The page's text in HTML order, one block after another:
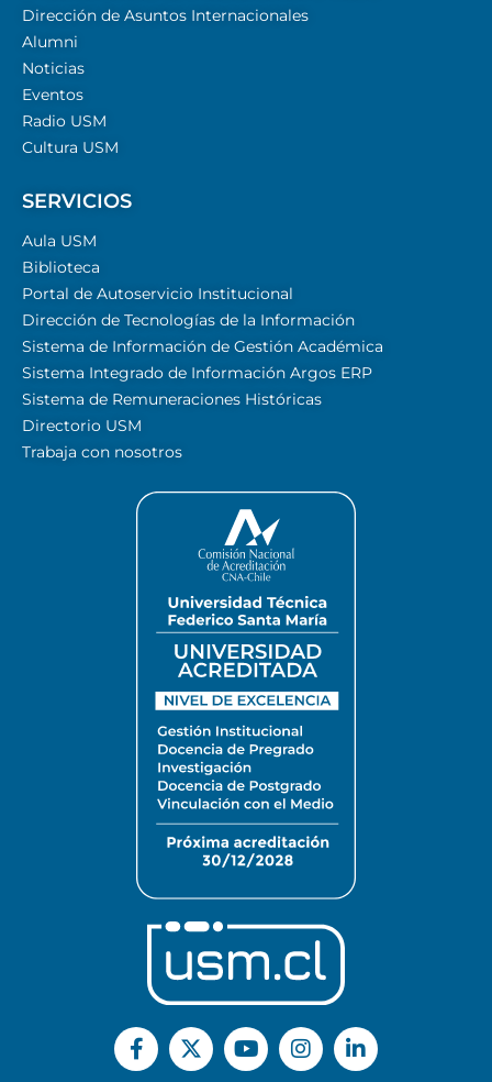
Dirección de Asuntos Internacionales
Alumni
Noticias
Eventos
Radio USM
Cultura USM
SERVICIOS
Aula USM
Biblioteca
Portal de Autoservicio Institucional
Dirección de Tecnologías de la Información
Sistema de Información de Gestión Académica
Sistema Integrado de Información Argos ERP
Sistema de Remuneraciones Históricas
Directorio USM
Trabaja con nosotros